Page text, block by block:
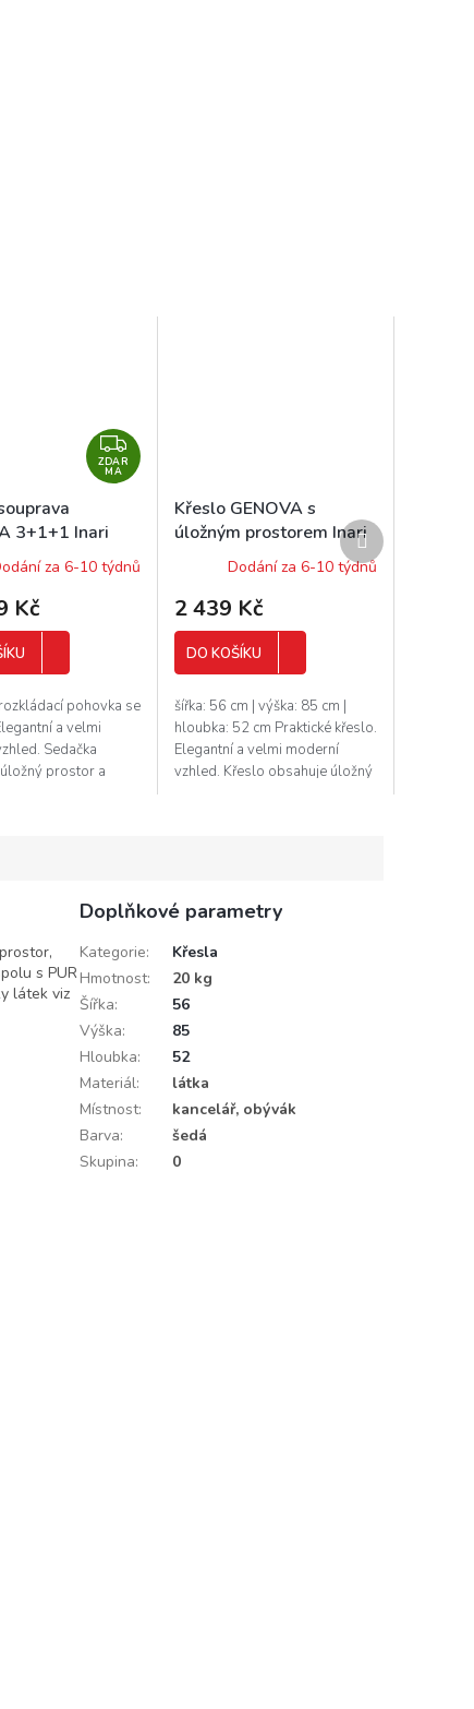
Z
D
A
ZDAR
MA
3+1+1 Inari
za 6-10 týdnů
Kč
pohovka se
a velmi
Sedačka
prostor a
Křeslo GENOVA s
úložným prostorem Inari
Dodání za 6-10 týdnů
2 439 Kč
DO KOŠÍKU
šířka: 56 cm | výška: 85 cm |
hloubka: 52 cm Praktické křeslo.
Elegantní a velmi moderní
vzhled. Křeslo obsahuje úložný
Další
produkt
s PUR
látek viz
Doplňkové parametry
Kategorie:
Křesla
Hmotnost:
20 kg
Šířka:
56
Výška:
85
Hloubka:
52
Materiál:
látka
Místnost:
kancelář, obývák
Barva:
šedá
Skupina: 0